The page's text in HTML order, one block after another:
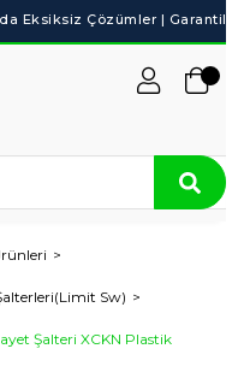
Sw)
Şalteri XCKN Plastik